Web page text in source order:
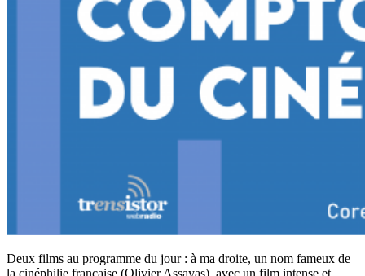
Deux films au programme du jour : à ma droite, un nom fameux de
la cinéphilie française (Olivier Assayas), avec un film intense et